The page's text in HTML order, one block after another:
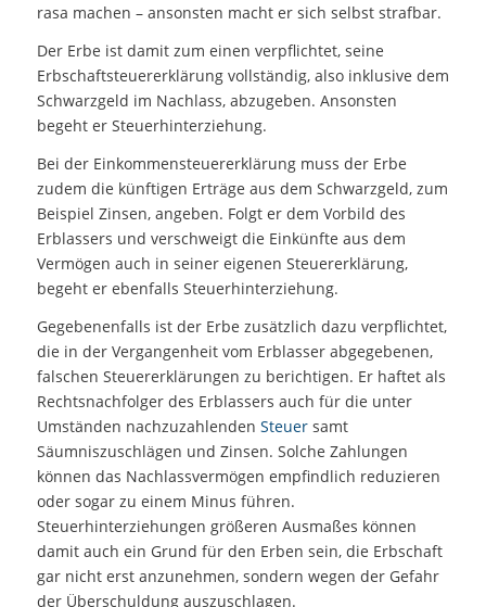
rasa machen – ansonsten macht er sich selbst strafbar.
Der Erbe ist damit zum einen verpflichtet, seine
Erbschaftsteuererklärung vollständig, also inklusive dem
Schwarzgeld im Nachlass, abzugeben. Ansonsten
begeht er Steuerhinterziehung.
Bei der Einkommensteuererklärung muss der Erbe
zudem die künftigen Erträge aus dem Schwarzgeld, zum
Beispiel Zinsen, angeben. Folgt er dem Vorbild des
Erblassers und verschweigt die Einkünfte aus dem
Vermögen auch in seiner eigenen Steuererklärung,
begeht er ebenfalls Steuerhinterziehung.
Gegebenenfalls ist der Erbe zusätzlich dazu verpflichtet,
die in der Vergangenheit vom Erblasser abgegebenen,
falschen Steuererklärungen zu berichtigen. Er haftet als
Rechtsnachfolger des Erblassers auch für die unter
Umständen nachzuzahlenden Steuersamt
Säumniszuschlägen und Zinsen. Solche Zahlungen
können das Nachlassvermögen empfindlich reduzieren
oder sogar zu einem Minus führen.
Steuerhinterziehungen größeren Ausmaßes können
damit auch ein Grund für den Erben sein, die Erbschaft
gar nicht erst anzunehmen, sondern wegen der Gefahr
der Überschuldung auszuschlagen.